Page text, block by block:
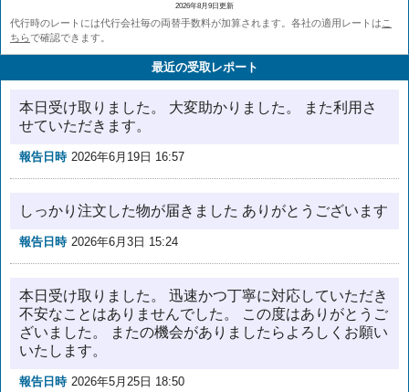
2026年8月9日更新
代行時のレートには代行会社毎の両替手数料が加算されます。各社の適用レートは こ
ちらで確認できます。
最近の受取レポート
本日受け取りました。 大変助かりました。 また利用さ
せていただきます。
報告日時 2026年6月19日 16:57
しっかり注文した物が届きました ありがとうございます
報告日時 2026年6月3日 15:24
本日受け取りました。 迅速かつ丁寧に対応していただき
不安なことはありませんでした。 この度はありがとうご
ざいました。 またの機会がありましたらよろしくお願い
いたします。
報告日時 2026年5月25日 18:50